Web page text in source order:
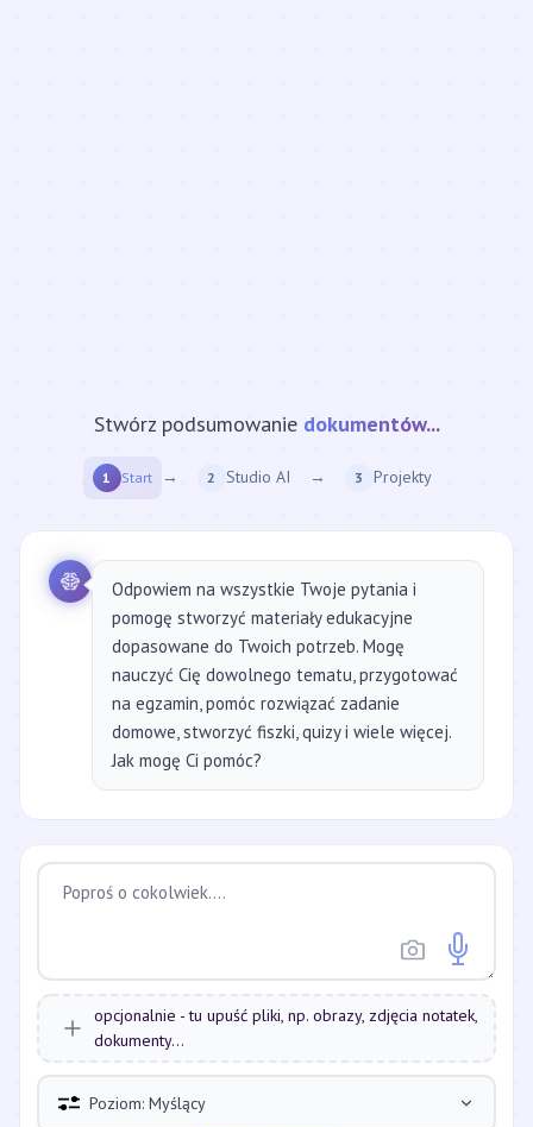
Stwórz podsumowanie strony internetowej...
1 Start → 2 Studio AI → 3 Projekty
Odpowiem na wszystkie Twoje pytania i
pomogę stworzyć materiały edukacyjne
dopasowane do Twoich potrzeb. Mogę
nauczyć Cię dowolnego tematu, przygotować
na egzamin, pomóc rozwiązać zadanie
domowe, stworzyć fiszki, quizy i wiele więcej.
Jak mogę Ci pomóc?
opcjonalnie - tu upuść pliki, np. obrazy, zdjęcia notatek,
dokumenty...
Poziom: Myślący